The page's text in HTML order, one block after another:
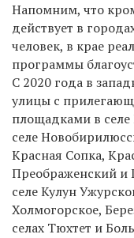
Напомним, что
действует в
человек, в крае
программы
С 2020 года в
улицы с
площадками в селе
селе
Красная Сопка,
Преображенский и
селе Кулун
Холмогорское,
селах Тюхтет и